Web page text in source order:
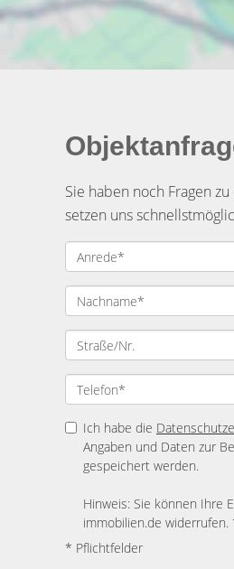
Sie haben noch Fragen
setzen uns
Ich habe die
Angaben und Daten zur
gespeichert werden.
Hinweis: Sie können Ihre
immobilien.de widerrufen.
* Pflichtfelder